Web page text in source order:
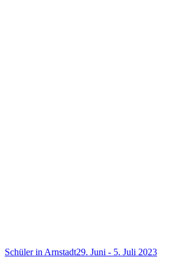
Schüler in Arnstadt29. Juni - 5. Juli 2023